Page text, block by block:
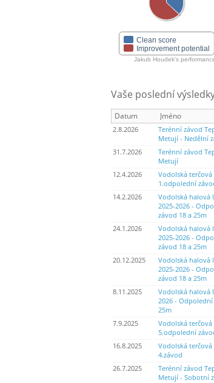
Clean score
Improvement potential
Jakub Houdek's
Vaše poslední
Datum Jméno
2.8.2026
Terénní závod
Metují - Nedělní
31.7.2026
Terénní závod
Metují
12.4.2026
Vodolská terčová
1.odpolední
14.2.2026
Vodolská halová
2025-2026 -
závod 18 a 25m
24.1.2026
Vodolská halová
2025-2026 -
závod 18 a 25m
20.12.2025
Vodolská halová
2025-2026 -
závod 18 a 25m
8.11.2025
Vodolská halová
2026 - Odpolední
25m
7.9.2025
Vodolská terčová
5.odpolední
16.8.2025
Vodolská terčová
4.závod
26.7.2025
Terénní závod
Metují - Sobotní